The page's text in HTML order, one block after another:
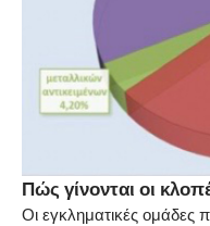
Πώς γίνονται οι
Οι εγκληματικές ομάδες